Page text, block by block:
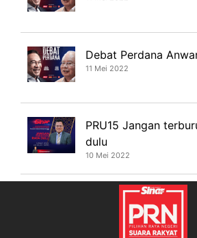
Debat Perdana
11 Mei 2022
PRU15 Jangan
dulu
10 Mei 2022